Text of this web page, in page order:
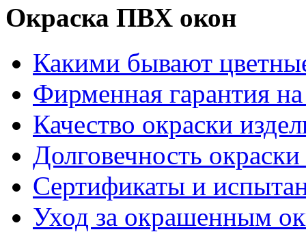
Окраска ПВХ окон
Какими бывают
Фирменная гарантия
Качество окраски
Долговечность
Сертификаты и
Уход за окрашенным